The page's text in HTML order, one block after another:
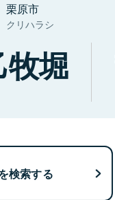
栗原市
クリハラシ
堀
検索する